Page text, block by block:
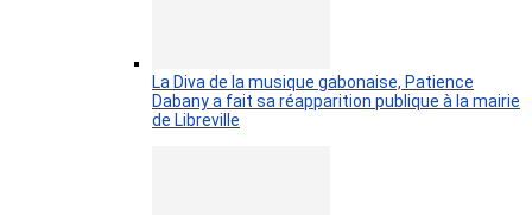
La Diva de la musique gabonaise, Patience
Dabany a fait sa réapparition publique à la mairie
de Libreville